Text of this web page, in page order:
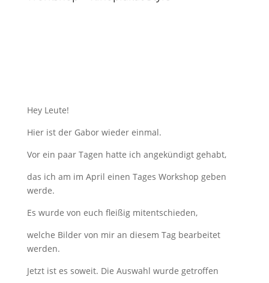
Hey Leute!
Hier ist der Gabor wieder einmal.
Vor ein paar Tagen hatte ich angekündigt gehabt,
das ich am im April einen Tages Workshop geben
werde.
Es wurde von euch fleißig mitentschieden,
welche Bilder von mir an diesem Tag bearbeitet
werden.
Jetzt ist es soweit. Die Auswahl wurde getroffen